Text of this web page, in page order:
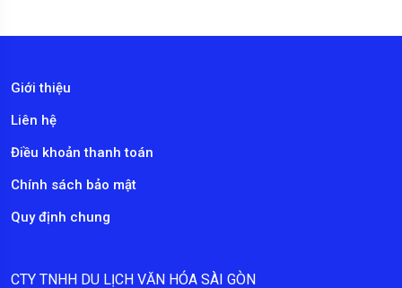
Giới thiệu
Liên hệ
Điều khoản thanh toán
Chính sách bảo mật
Quy định chung
CTY TNHH DU LỊCH VĂN HÓA SÀI GÒN